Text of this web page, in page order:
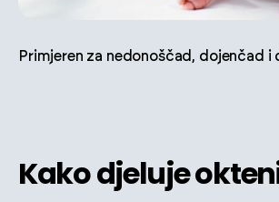
Primjeren za nedonoščad, dojenčad i
Kako djeluje